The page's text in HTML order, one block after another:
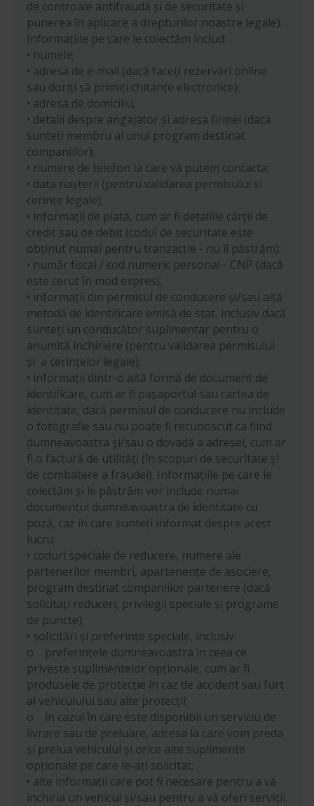
de controale antifraudă și de securitate și
punerea în aplicare a drepturilor noastre legale).
Informațiile pe care le colectăm includ:
• numele;
• adresa de e-mail (dacă faceți rezervări online
sau doriți să primiți chitanțe electronice);
• adresa de domiciliu;
• detalii despre angajator și adresa firmei (dacă
sunteți membru al unui program destinat
companiilor);
• numere de telefon la care vă putem contacta;
• data nașterii (pentru validarea permisului și
cerințe legale);
• informații de plată, cum ar fi detaliile cărții de
credit sau de debit (codul de securitate este
obținut numai pentru tranzacție - nu îl păstrăm);
• număr fiscal / cod numeric personal - CNP (dacă
este cerut în mod expres);
• informații din permisul de conducere și/sau altă
metodă de identificare emisă de stat, inclusiv dacă
sunteți un conducător suplimentar pentru o
anumită închiriere (pentru validarea permisului
și a cerințelor legale);
• informații dintr-o altă formă de document de
identificare, cum ar fi pașaportul sau cartea de
identitate, dacă permisul de conducere nu include
o fotografie sau nu poate fi recunoscut ca fiind
dumneavoastra și/sau o dovadă a adresei, cum ar
fi o factură de utilități (în scopuri de securitate și
de combatere a fraudei). Informațiile pe care le
colectăm și le păstrăm vor include numai
documentul dumneavoastra de identitate cu
poză, caz în care sunteți informat despre acest
lucru;
• coduri speciale de reducere, numere ale
partenerilor membri, apartenențe de asociere,
program destinat companiilor partenere (dacă
solicitați reduceri, privilegii speciale și programe
de puncte);
• solicitări și preferințe speciale, inclusiv:
o preferințele dumneavoastra în ceea ce
privește suplimentelor opționale, cum ar fi
produsele de protecție în caz de accident sau furt
al vehiculului sau alte protecții;
o în cazul în care este disponibil un serviciu de
livrare sau de preluare, adresa la care vom preda
și prelua vehiculul și orice alte suplimente
opționale pe care le-ați solicitat;
• alte informații care pot fi necesare pentru a vă
închiria un vehicul și/sau pentru a vă oferi servicii.